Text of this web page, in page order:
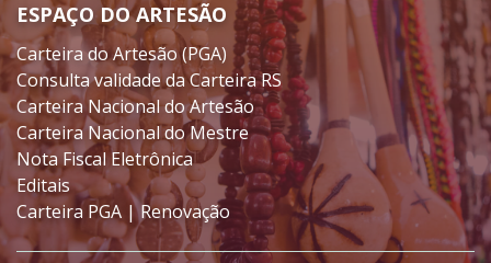
ESPAÇO DO ARTESÃO
Carteira do Artesão (PGA)
Consulta validade da Carteira RS
Carteira Nacional do Artesão
Carteira Nacional do Mestre
Nota Fiscal Eletrônica
Editais
Carteira PGA | Renovação